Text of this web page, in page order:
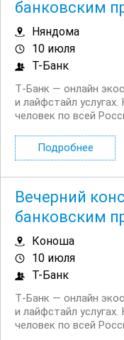
банковским
Няндома
10 июля
Т-Банк
Т‑Банк — онлайн
и лайфстайл
человек по всей
будете делать:
депозитным
Подробнее
Вечерний
банковским
Коноша
10 июля
Т-Банк
Т‑Банк — онлайн
и лайфстайл
человек по всей